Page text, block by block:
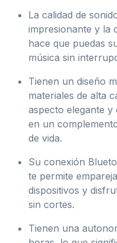
La calidad de
impresionante y la
hace que puedas
música sin
Tienen un diseño
materiales de alta
aspecto elegante
en un
de vida.
Su conexión
te permite
dispositivos y
sin cortes.
Tienen una